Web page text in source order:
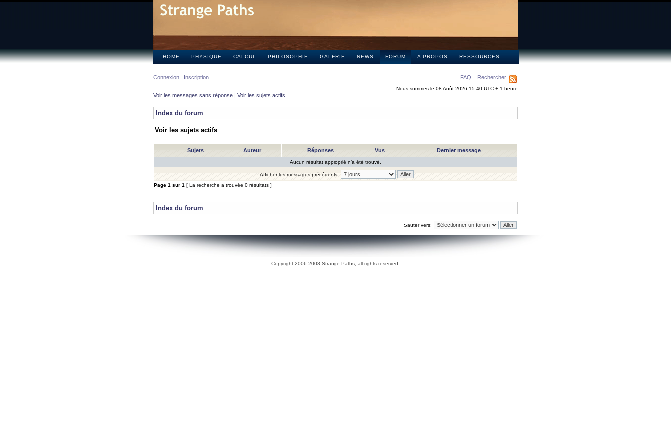
HOME PHYSIQUE CALCUL PHILOSOPHIE GALERIE NEWS FORUM A PROPOS RESSOURCES
FAQ Rechercher
Connexion Inscription
Nous sommes le 08 Août 2026 15:40 UTC + 1 heure
Voir les messages sans réponse | Voir les sujets actifs
Index du forum
Voir les sujets actifs
Sujets Auteur Réponses Vus Dernier message
Aucun résultat approprié n’a été trouvé.
Afficher les messages précédents:
Page 1 sur 1 [ La recherche a trouvée 0 résultats ]
Index du forum
Sauter vers:
Copyright 2006-2008 Strange Paths, all rights reserved.